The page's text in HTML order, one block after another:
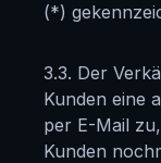
(*)
3.3. Der
Kunden eine
per E-Mail
Kunden